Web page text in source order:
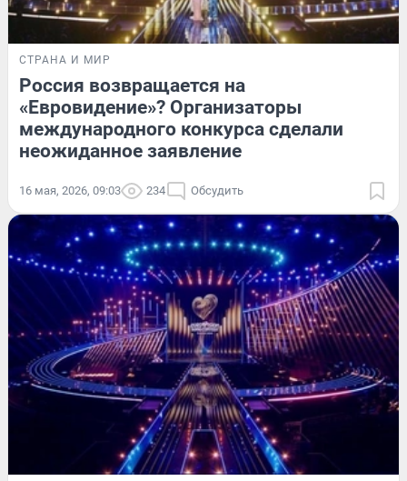
СТРАНА И МИР
Россия возвращается на
«Евровидение»? Организаторы
международного конкурса сделали
неожиданное заявление
16 мая, 2026, 09:03 234 Обсудить